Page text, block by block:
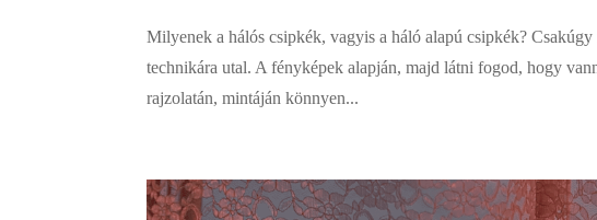
Milyenek a hálós csipkék, vagyis a háló alapú csipkék?
technikára utal. A fényképek alapján, majd látni fogod, hogy
rajzolatán, mintáján könnyen...